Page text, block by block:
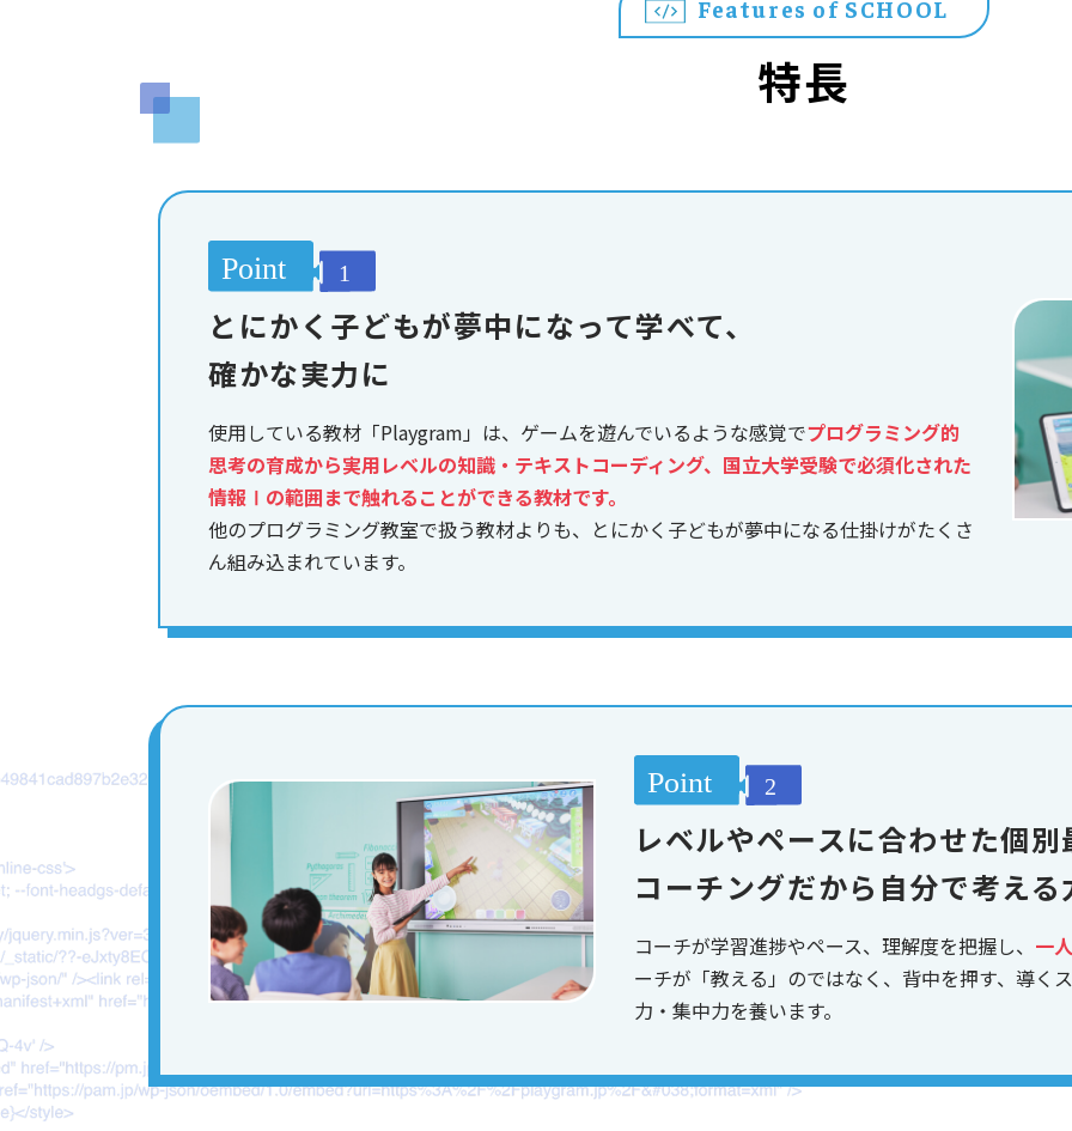
Features of SCHOOL
特長
とにかく子どもが夢中になって学べて、
確かな実力に
使用している教材「Playgram」は、ゲームを遊んでいるような感覚でプログラミング的
思考の育成から実用レベルの知識・テキストコーディング、国立大学受験で必須化された
情報Ⅰの範囲まで触れることができる教材です。
他のプログラミング教室で扱う教材よりも、とにかく子どもが夢中になる仕掛けがたくさ
ん組み込まれています。
レベルやペースに合わせた個
コーチングだから自分で考え
コーチが学習進捗やペース、理解度を把握し、 一
ーチが「教える」のではなく、背中を押す、導く
力・集中力を養います。